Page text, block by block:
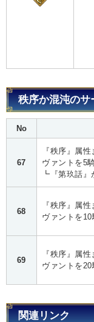
秩序か混沌のサ
No
67
『秩序』属
ヴァントを5
┗『第玖話』
68
『秩序』属
ヴァントを10
69
『秩序』属
ヴァントを20
関連リンク